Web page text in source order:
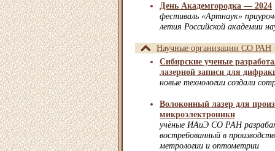
День Академгородка — 2024
фестиваль «Артнаук»
летия Российской академии
Научные организации СО РАН
Сибирские ученые
лазерной записи для
новые технологии создали
Волоконный лазер для
микроэлектроники
учёные ИАиЭ СО РАН
востребованный в
метрологии и оптометрии